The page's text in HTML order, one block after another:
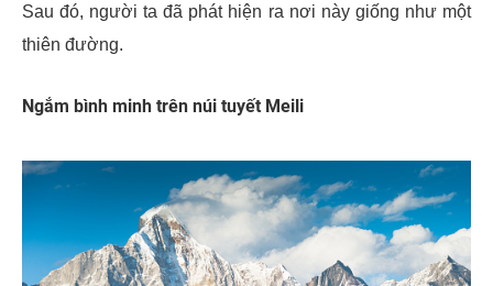
Sau đó, người ta đã phát hiện ra nơi này giống như một
thiên đường.
Ngắm bình minh trên núi tuyết Meili